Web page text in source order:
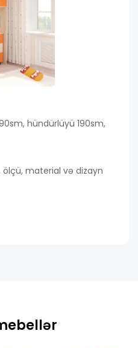
hündürlüyü 190sm,
ölçü, material və dizayn